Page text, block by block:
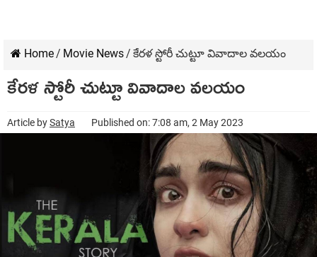
Home/ Movie News/ కేరళ స్టోరీ చుట్టూ వివాదాల వలయం
కేరళ స్టోరీ చుట్టూ వివాదాల వలయం
Article bySatya Published on: 7:08 am, 2 May 2023